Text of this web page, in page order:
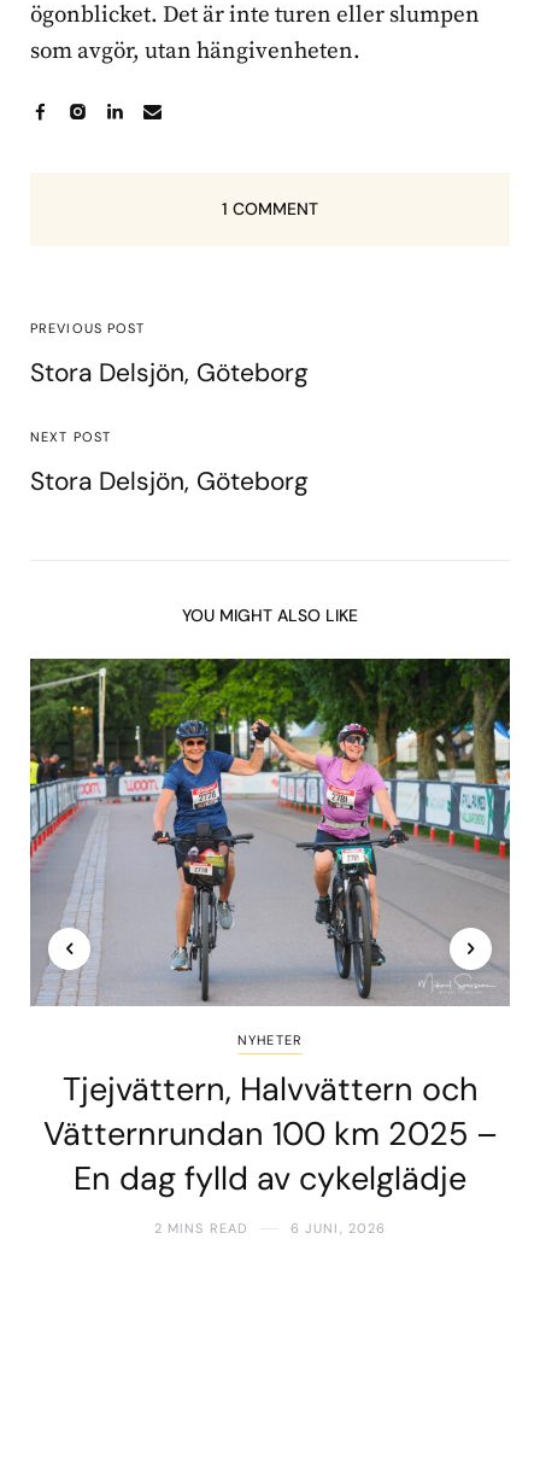
ögonblicket. Det är inte turen eller slumpen
som avgör, utan hängivenheten.
1 COMMENT
PREVIOUS POST
Stora Delsjön, Göteborg
NEXT POST
Stora Delsjön, Göteborg
YOU MIGHT ALSO LIKE
NYHETER
Tjejvättern, Halvvättern och
Vätternrundan 100 km 2025 –
En dag fylld av cykelglädje
2 MINS READ 6 JUNI, 2026